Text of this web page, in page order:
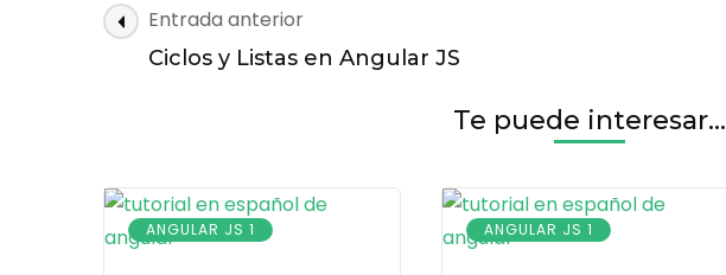
Navegación
de
Entrada anterior
Ciclos y Listas en Angular JS
Te puede interesar...
ANGULAR JS 1 ANGULAR JS 1